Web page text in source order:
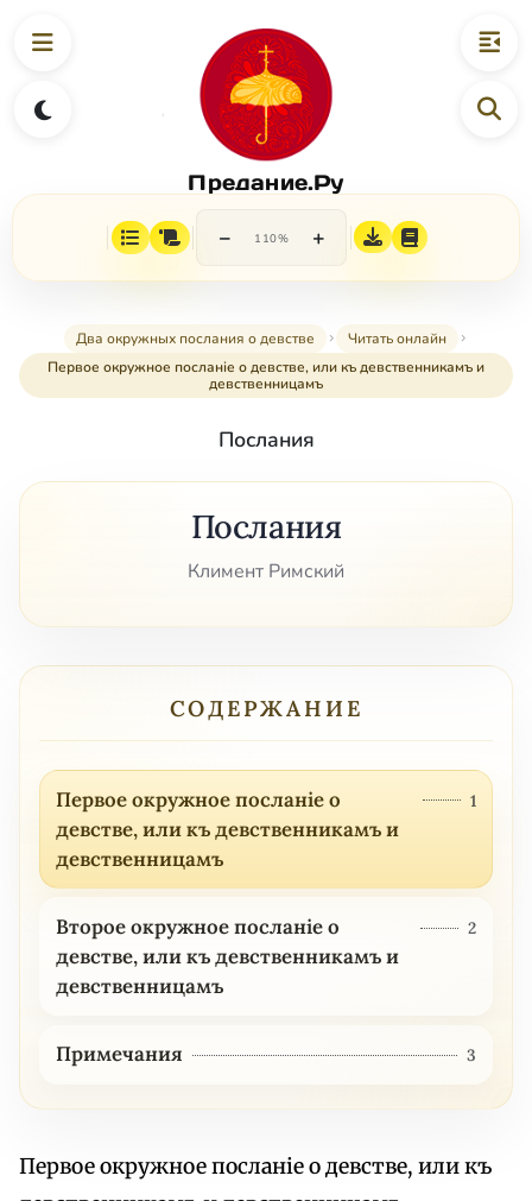
Предание.Ру
− 110% +
Два окружных послания о девстве
Читать онлайн
Первое окружное посланіе о девстве, или къ девственникамъ и
девственницамъ
Послания
Послания
Климент Римский
СОДЕРЖАНИЕ
Первое окружное посланіе о
девстве, или къ девственникамъ и
девственницамъ
1
Второе окружное посланіе о
девстве, или къ девственникамъ и
девственницамъ
2
Примечания 3
Первое окружное посланіе о девстве, или къ